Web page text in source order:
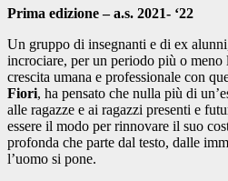
Prima edizione – a.s. 2021- ‘22
Un gruppo di insegnanti e di ex
incrociare, per un periodo più o
crescita umana e professionale con
Fiori, ha pensato che nulla più di
alle ragazze e ai ragazzi presenti e
essere il modo per rinnovare il suo
profonda che parte dal testo, dalle
l’uomo si pone.